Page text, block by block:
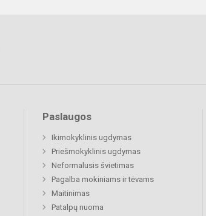
Paslaugos
Ikimokyklinis ugdymas
Priešmokyklinis ugdymas
Neformalusis švietimas
Pagalba mokiniams ir tėvams
Maitinimas
Patalpų nuoma